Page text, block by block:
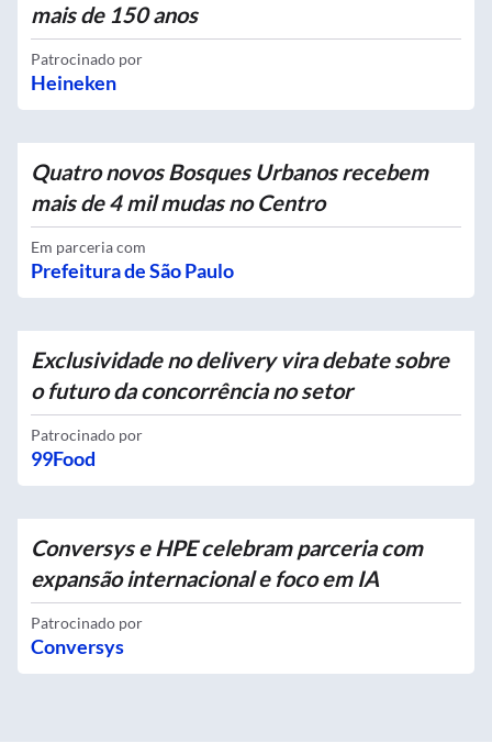
mais de 150 anos
Patrocinado por
Heineken
Quatro novos Bosques Urbanos recebem
mais de 4 mil mudas no Centro
Em parceria com
Prefeitura de São Paulo
Exclusividade no delivery vira debate sobre
o futuro da concorrência no setor
Patrocinado por
99Food
Conversys e HPE celebram parceria com
expansão internacional e foco em IA
Patrocinado por
Conversys